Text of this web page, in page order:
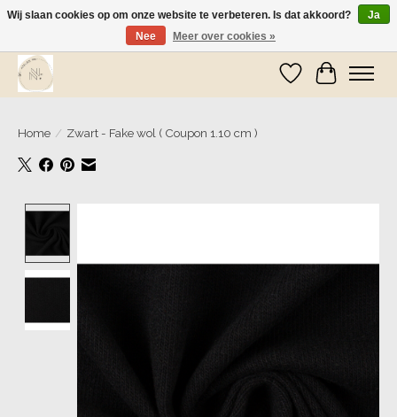
Wij zijn op vakantie! Vanaf zaterdag 9 mei worden er weer pakketjes verzonden
Verlanglijst
Home / Zwart - Fake wol ( Coupon 1.10 cm )
Wij slaan cookies op om onze website te verbeteren. Is dat akkoord?
Ja
Nee
Meer over cookies »